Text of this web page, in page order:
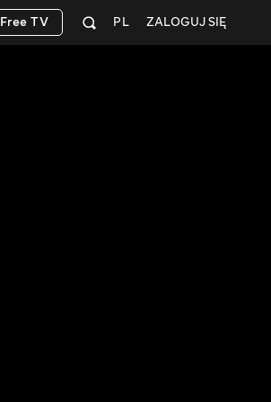
ZALOGUJ SIĘ
PL
Free TV